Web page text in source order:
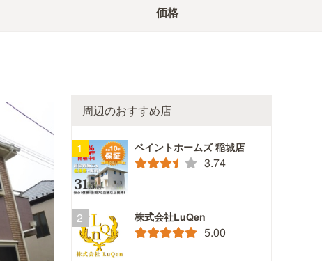
価格
周辺のおすすめ店
ペイントホームズ 稲城店
3.74
株式会社LuQen
5.00